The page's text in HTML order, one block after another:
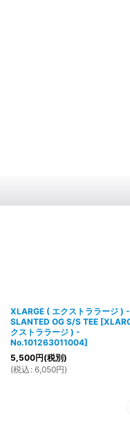
XLARGE ( エクストララージ ) -
SLANTED OG S/S TEE [
クストララージ ) -
No.101263011004]
5,500円(税別)
(税込 : 6,050円)